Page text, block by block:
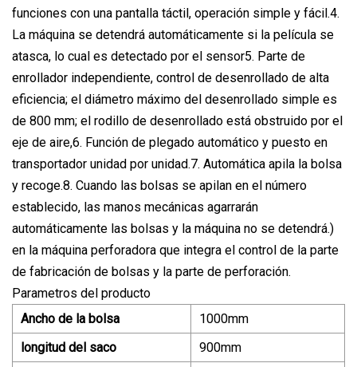
funciones con una pantalla táctil, operación simple y fácil.4.
La máquina se detendrá automáticamente si la película se
atasca, lo cual es detectado por el sensor5. Parte de
enrollador independiente, control de desenrollado de alta
eficiencia; el diámetro máximo del desenrollado simple es
de 800 mm; el rodillo de desenrollado está obstruido por el
eje de aire,6. Función de plegado automático y puesto en
transportador unidad por unidad.7. Automática apila la bolsa
y recoge.8. Cuando las bolsas se apilan en el número
establecido, las manos mecánicas agarrarán
automáticamente las bolsas y la máquina no se detendrá.)
en la máquina perforadora que integra el control de la parte
de fabricación de bolsas y la parte de perforación.
Parametros del producto
Ancho de la bolsa
1000mm
longitud del saco
900mm